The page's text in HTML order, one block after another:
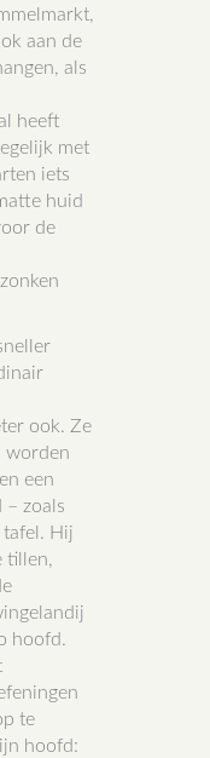
aan de
als
heeft
met
iets
huid
de
ook. Ze
worden
een
– zoals
tafel. Hij
tillen,
hoofd.
te
hoofd: